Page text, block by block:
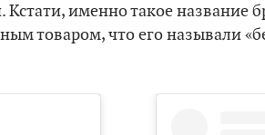
именно такое название
товаром, что его называли